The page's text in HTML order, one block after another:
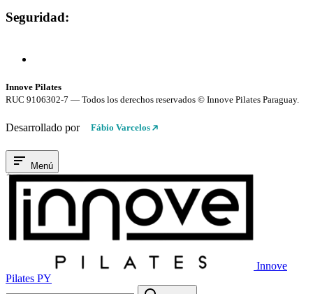
Seguridad:
Innove Pilates
RUC 9106302-7 — Todos los derechos reservados © Innove Pilates Paraguay.
Desarrollado por Fábio Varcelos
Menú
Innove
Pilates PY